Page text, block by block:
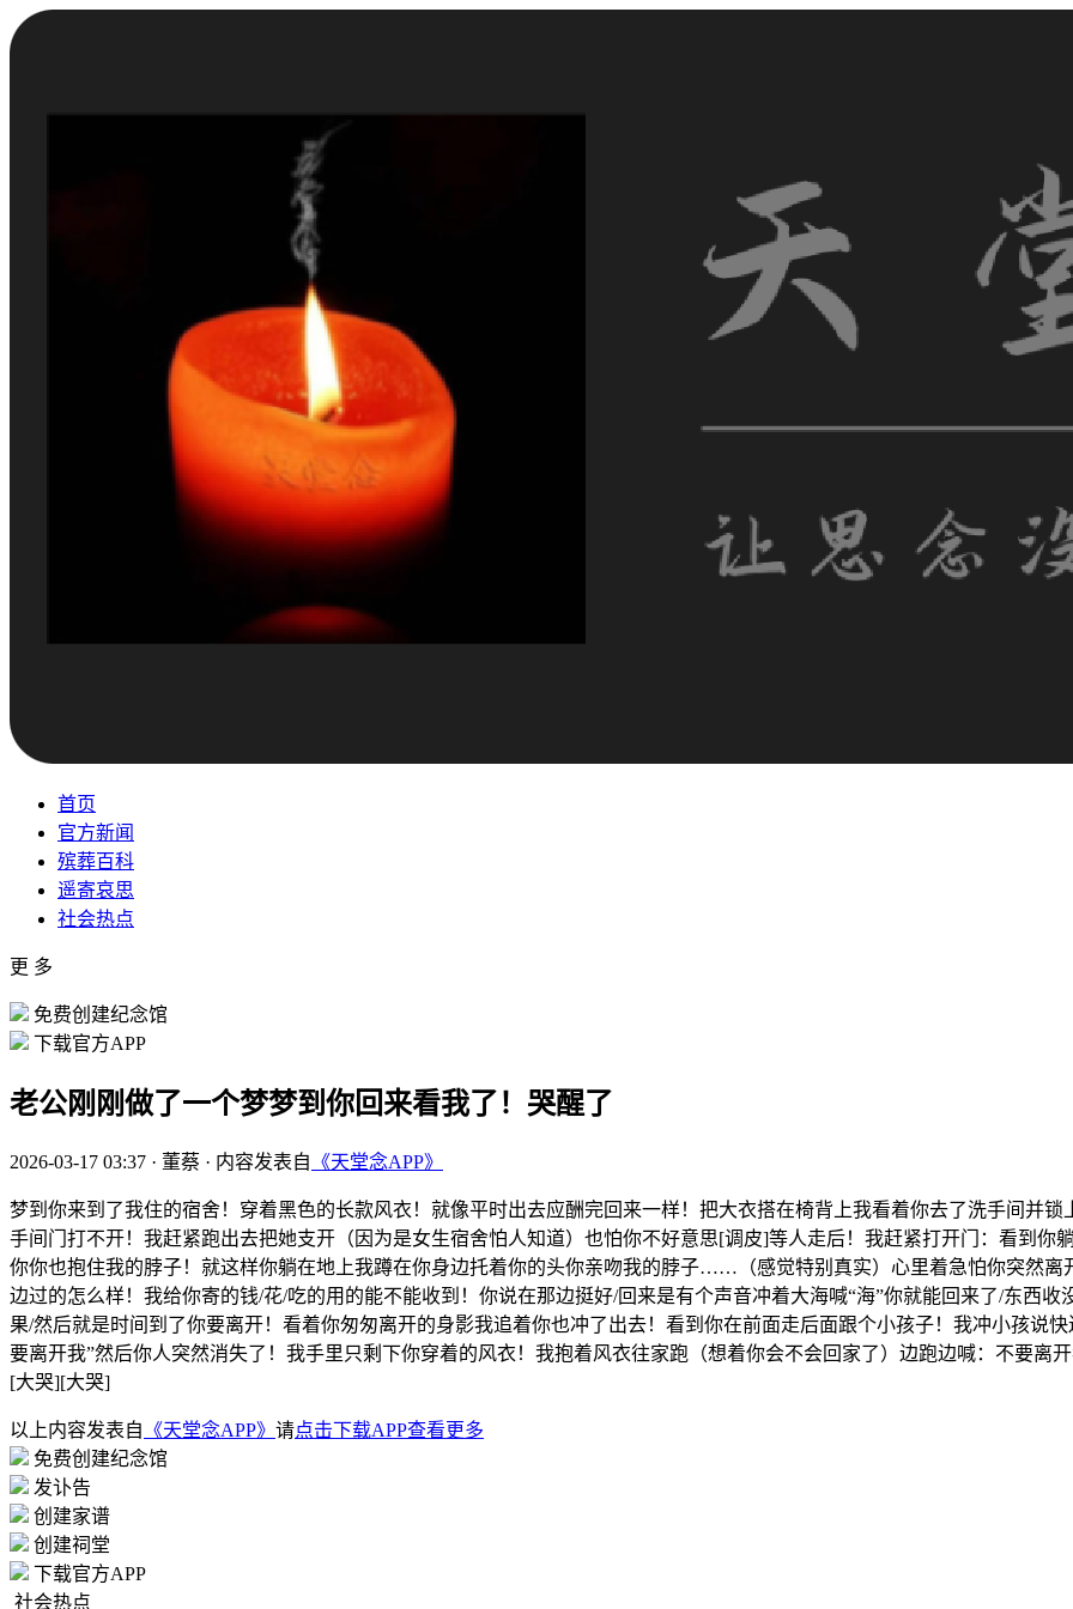
首页
官方新闻
殡葬百科
遥寄哀思
社会热点
更 多
免费创建纪念馆
下载官方APP
老公刚刚做了一个梦梦到你回来看我了！哭醒了
2026-03-17 03:37 · 董蔡 · 内容发表自 《天堂念APP》
梦到你来到了我住的宿舍！穿着黑色的长款风衣！就像平时出去应酬完回来一样！把大衣搭在椅背上我看着你去了洗手间并
手间门打不开！我赶紧跑出去把她支开（因为是女生宿舍怕人知道）也怕你不好意思[调皮]等人走后！我赶紧打开门：看到你
你你也抱住我的脖子！就这样你躺在地上我蹲在你身边托着你的头你亲吻我的脖子……（感觉特别真实）心里着急怕你突然
边过的怎么样！我给你寄的钱/花/吃的用的能不能收到！你说在那边挺好/回来是有个声音冲着大海喊“海”你就能回来了/东西
果/然后就是时间到了你要离开！看着你匆匆离开的身影我追着你也冲了出去！看到你在前面走后面跟个小孩子！我冲小孩说
要离开我”然后你人突然消失了！我手里只剩下你穿着的风衣！我抱着风衣往家跑（想着你会不会回家了）边跑边喊：不要
[大哭][大哭]
以上内容发表自 《天堂念APP》 请点击下载APP查看更多
免费创建纪念馆
发讣告
创建家谱
创建祠堂
下载官方APP
社会热点